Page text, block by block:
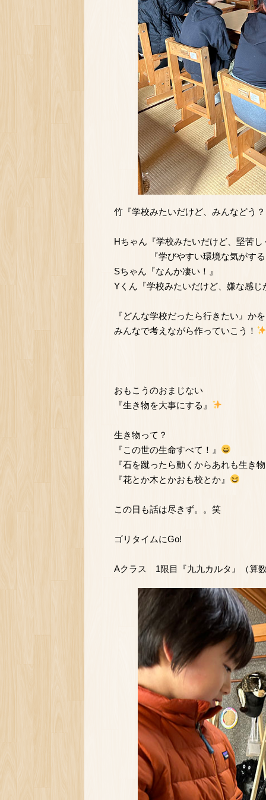
竹『学校みたいだけど、みんなどう
Hちゃん『学校みたいだけど、堅苦
『学びやすい環境な気がする
Sちゃん『なんか凄い！』
Yくん『学校みたいだけど、嫌な感じ
『どんな学校だったら行きたい』かを
みんなで考えながら作っていこう！
おもこうのおまじない
『生き物を大事にする』
生き物って？
『この世の生命すべて！』
『石を蹴ったら動くからあれも生き
『花とか木とかおも校とか』
この日も話は尽きず。。笑
ゴリタイムにGo!
Aクラス 1限目『九九カルタ』（算